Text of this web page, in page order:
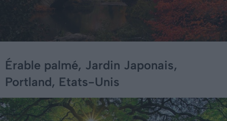
Érable palmé, Jardin Japonais,
Portland, Etats-Unis